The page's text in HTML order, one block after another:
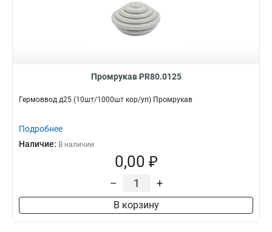
Промрукав PR80.0125
Гермоввод д25 (10шт/1000шт кор/уп) Промрукав
Подробнее
Наличие: В наличии
0,00 ₽
– +
В корзину